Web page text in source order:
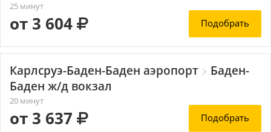
25 минут
от 3 604 Подобрать
Карлсруэ-Баден-Баден аэропорт
Баден-
Баден ж/д вокзал
20 минут
от 3 637 Подобрать